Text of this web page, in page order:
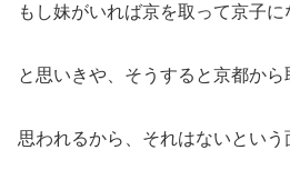
もし妹がいれば京を取って京子に
と思いきや、そうすると京都から
思われるから、それはないという